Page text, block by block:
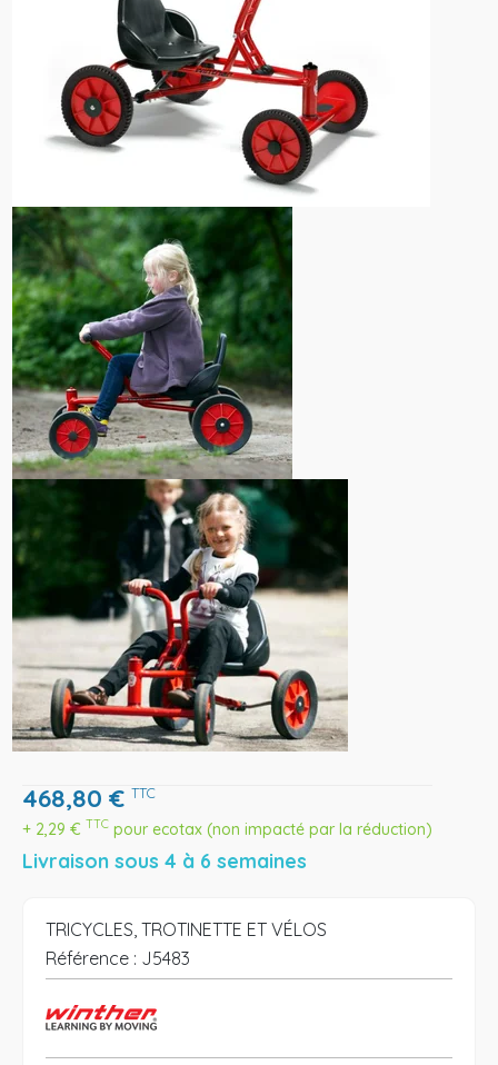
468,80 € TTC
+ 2,29 € TTC pour ecotax (non impacté par la réduction)
Livraison sous 4 à 6 semaines
TRICYCLES, TROTINETTE ET VÉLOS
Référence : J5483